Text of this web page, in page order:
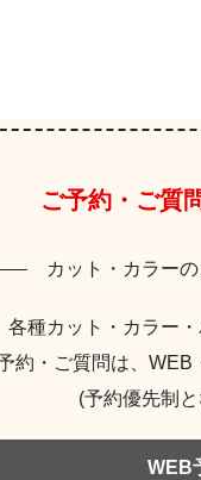
ご予約・ご質
カット・カラー
各種カット・カラー
約・ご質問は、 WEB
(予約優先制
WEB